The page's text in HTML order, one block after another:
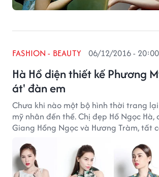
Hà Hồ diện thiết kế Phương
át' đàn em
FASHION - BEAUTY 06/12/2016 - 20:00
Chưa khi nào một bộ hình thời trang
mỹ nhân đến thế. Chị đẹp Hồ Ngọc Hà,
Giang Hồng Ngọc và Hương Tràm, tất
hoành tráng của nam ca sĩ Bùi Anh Tuấn.